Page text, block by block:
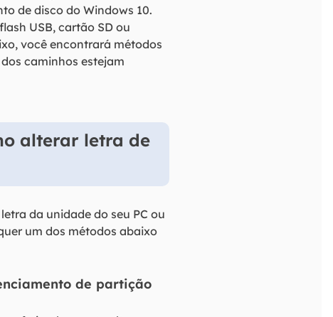
de disco do Windows 10.
USB, cartão SD ou
você encontrará métodos
caminhos estejam
alterar letra de
da unidade do seu PC ou
um dos métodos abaixo
de partição